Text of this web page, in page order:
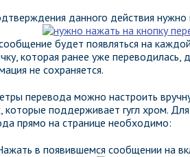
данного действия нужно
будет появляться на
которая ранее уже
не сохраняется.
перевода можно настроить
которые поддерживает гугл хром.
прямо на странице необходимо:
в появившемся сообщении на